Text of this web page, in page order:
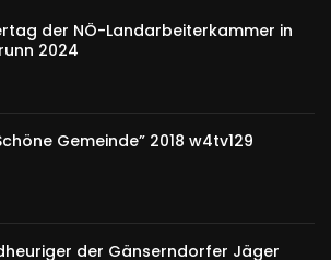
der NÖ-Landarbeiterkammer in
2024
Gemeinde” 2018 w4tv129
der Gänserndorfer Jäger